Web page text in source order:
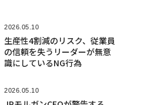
2026.05.10
生産性4割減のリスク、従業員
の信頼を失うリーダーが無意
識にしているNG行為
2026.05.10